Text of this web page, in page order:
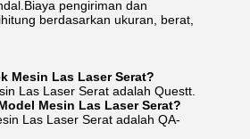
pengiriman dan
berdasarkan ukuran, berat,
Mesin Las Laser Serat?
Las Laser Serat adalah Questt.
Mesin Las Laser Serat?
Las Laser Serat adalah QA-